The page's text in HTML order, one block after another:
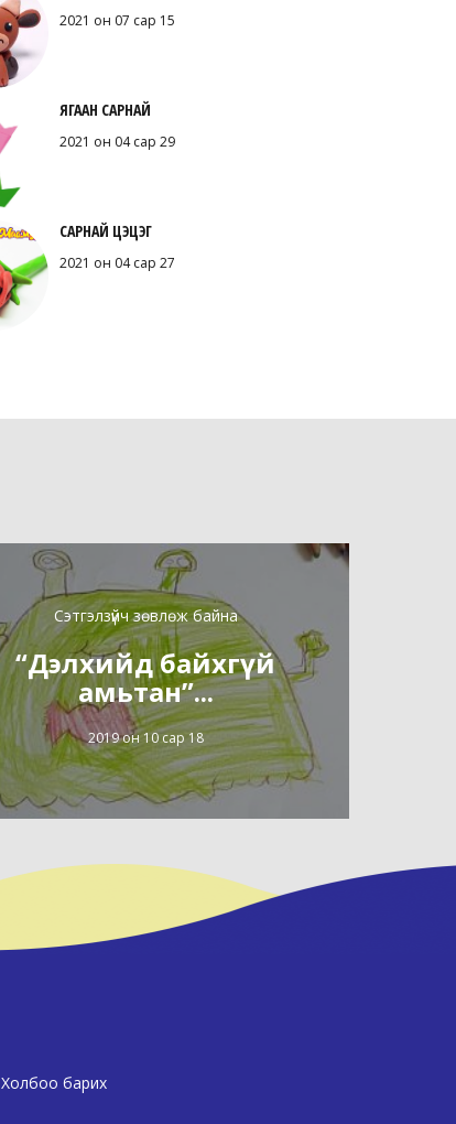
2021 он 07 сар 15
ЯГААН САРНАЙ
2021 он 04 сар 29
САРНАЙ ЦЭЦЭГ
2021 он 04 сар 27
Сэтгэлзүйч зөвлөж байна
“Дэлхийд байхгүй
амьтан”...
2019 он 10 сар 18
Холбоо барих